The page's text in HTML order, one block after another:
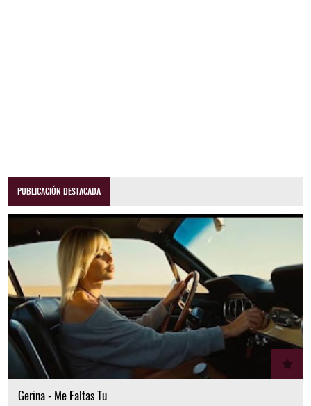
PUBLICACIÓN DESTACADA
Gerina - Me Faltas Tu